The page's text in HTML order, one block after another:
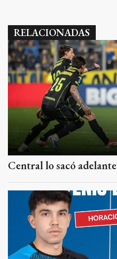
RELACIONADAS
Central lo sacó adelante